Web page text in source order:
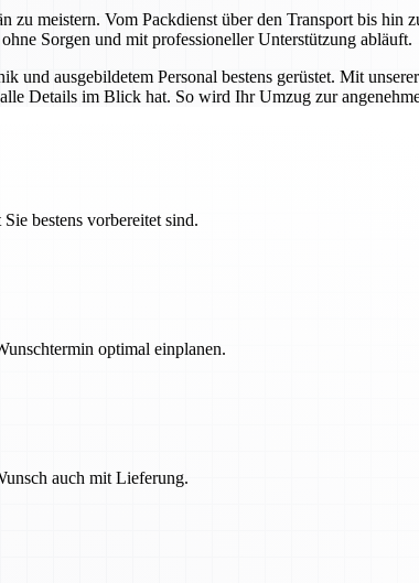
meistern. Vom Packdienst über den Transport bis hin
Sorgen und mit professioneller Unterstützung abläuft.
ausgebildetem Personal bestens gerüstet. Mit
Details im Blick hat. So wird Ihr Umzug zur
bestens vorbereitet sind.
optimal einplanen.
auch mit Lieferung.